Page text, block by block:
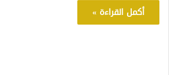
أكمل القراءة »